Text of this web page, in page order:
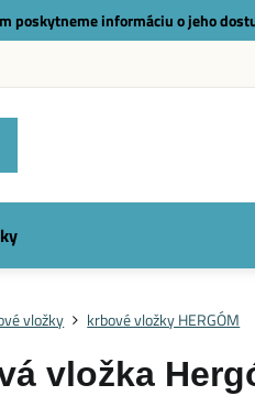
poskytneme informáciu o jeho
vložky krbové vložky HERGÓM
vložka